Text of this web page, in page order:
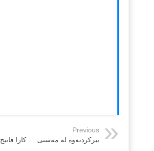
Previous
بیركردنەوە لە مەستی … کارا فاتیح